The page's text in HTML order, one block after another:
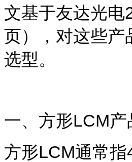
文基于友达光电
页），对这些产
选型。
一、方形LCM
方形LCM通常指